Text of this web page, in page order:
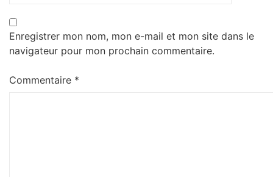
Enregistrer mon nom, mon e-mail et mon site dans le
navigateur pour mon prochain commentaire.
Commentaire *